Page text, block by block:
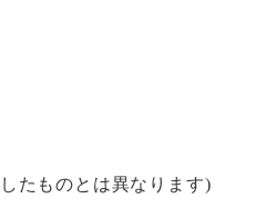
たものとは異なります)